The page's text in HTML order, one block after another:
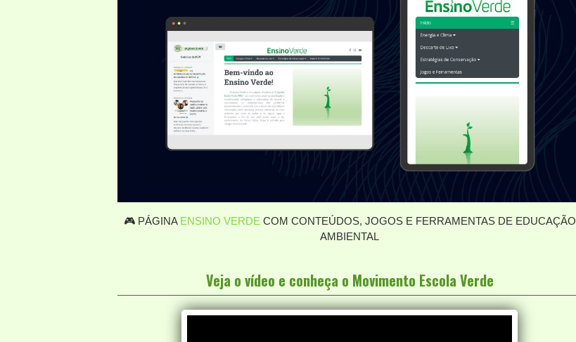
🎮 PÁGINA ENSINO VERDE COM CONTEÚDOS, JOGOS E FERRAMENTAS DE EDUCAÇÃO
AMBIENTAL
Veja o vídeo e conheça o Movimento Escola Verde